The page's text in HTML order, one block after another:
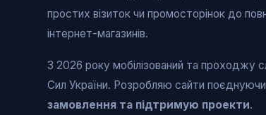
простих візиток чи промосторінок до
інтернет-магазинів.
З 2026 року мобілізований та проходжу
Сил України. Розробляю сайти
замовлення та підтримую проекти.